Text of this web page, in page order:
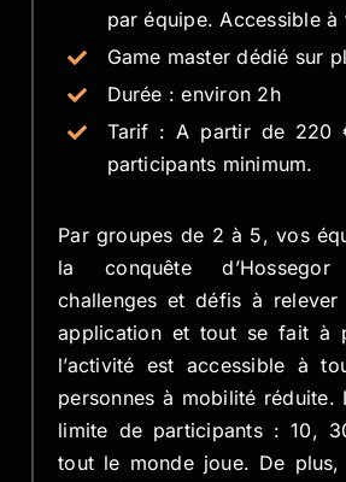
par équipe. Accessible à
Game master dédié sur
Durée : environ 2h
Tarif : A partir de 220
participants minimum.
Par groupes de 2 à 5, vos
la conquête
challenges et défis à
application et tout se fait à
l’activité est accessible à
personnes à mobilité réduite.
limite de participants : 10,
tout le monde joue. De plus,